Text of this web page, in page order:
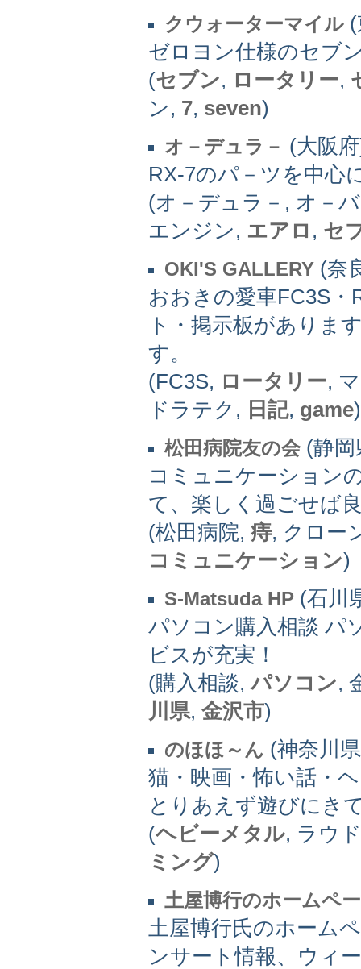
クウォーターマイル
ゼロヨン仕様のセブ
(セブン, ロータリー,
ン, 7, seven)
オ－デュラ－ (大阪
RX-7のパ－ツを中心
(オ－デュラ－, オ－
エンジン, エアロ , セ
OKI'S GALLERY (奈
おおきの愛車FC3S
ト・掲示板がありま
す。
(FC3S, ロータリー,
ドラテク, 日記, game)
松田病院友の会(静岡
コミュニケーション
て、楽しく過ごせば
(松田病院, 痔, クロー
コミュニケーション)
S-Matsuda HP (石川
パソコン購入相談 パ
ビスが充実！
(購入相談,パソコン,
川県, 金沢市)
のほほ～ん (神奈川
猫・映画・怖い話・
とりあえず遊びにき
(ヘビーメタル, ラウ
ミング)
土屋博行のホームペ
土屋博行氏のホーム
ンサート情報、ウィ